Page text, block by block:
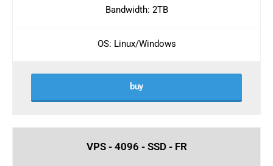
Bandwidth: 2TB
OS: Linux/Windows
buy
VPS - 4096 - SSD - FR